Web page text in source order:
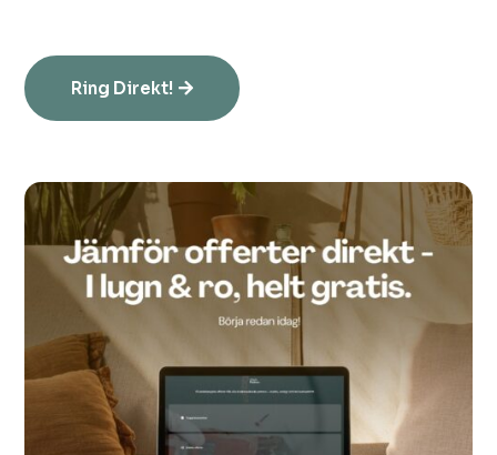
Ring Direkt!